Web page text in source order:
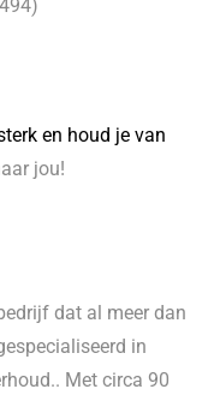
en houd je van
jou!
dat al meer dan
in
Met circa 90